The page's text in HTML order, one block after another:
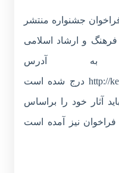
جشنواره منتشر
و ارشاد اسلامی
به آدرس
http:// درج شده است
آثار خود را براساس
نیز آمده است